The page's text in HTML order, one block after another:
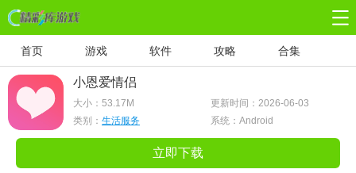
首页 游戏 软件 攻略 合集
小恩爱情侣
大小： 53.17M
更新时间：2026-06-03
类别： 生活服务 系统：Android
立即下载